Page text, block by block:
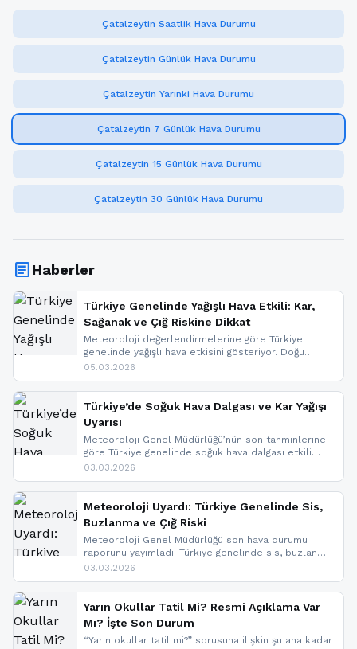
Çatalzeytin Saatlik Hava Durumu
Çatalzeytin Günlük Hava Durumu
Çatalzeytin Yarınki Hava Durumu
Çatalzeytin 7 Günlük Hava Durumu
Çatalzeytin 15 Günlük Hava Durumu
Çatalzeytin 30 Günlük Hava Durumu
articleHaberler
Türkiye Genelinde Yağışlı Hava Etkili: Kar,
Sağanak ve Çığ Riskine Dikkat
Meteoroloji değerlendirmelerine göre Türkiye
genelinde yağışlı hava etkisini gösteriyor. Doğu
bölgelerinde kar yağışı beklenirken Marmara ve
ise çığ tehlikesi bulunuyor. İç kesimlerde sis ve pus
nedeniyle görüş mesafesinde azalma
yaşanabileceği belirtiliyor.
05.03.2026
Türkiye’de Soğuk Hava Dalgası ve Kar Yağışı
Uyarısı
Meteoroloji Genel Müdürlüğü’nün son tahminlerine
göre Türkiye genelinde soğuk hava dalgası etkili
oluyor. Birçok il için kar yağışı ve buzlanma uyarısı
03.03.2026
Meteoroloji Uyardı: Türkiye Genelinde Sis,
Buzlanma ve Çığ Riski
Meteoroloji Genel Müdürlüğü son hava durumu
raporunu yayımladı. Türkiye genelinde sis, buzlanma
ve don beklenirken Doğu Anadolu ve Doğu
yapıldı. İşte son dakika meteoroloji gelişmeleri.
03.03.2026
Yarın Okullar Tatil Mi? Resmi Açıklama Var
Mı? İşte Son Durum
“Yarın okullar tatil mi?” sorusuna ilişkin şu ana kadar